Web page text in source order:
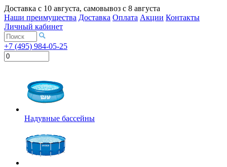
Доставка с 10 августа, самовывоз с 8 августа
Наши преимущества Доставка Оплата Акции Контакты
Личный кабинет
+7 (495) 984-05-25
Надувные бассейны